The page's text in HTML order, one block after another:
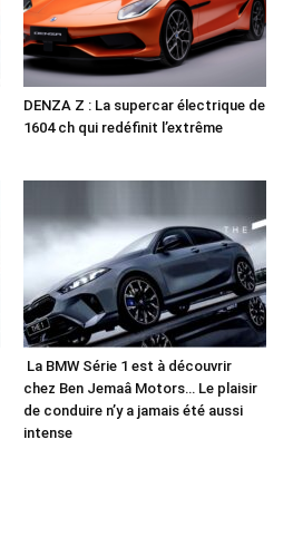
DENZA Z : La supercar électrique de
1604 ch qui redéfinit l’extrême
La BMW Série 1 est à découvrir
chez Ben Jemaâ Motors… Le plaisir
de conduire n’y a jamais été aussi
intense